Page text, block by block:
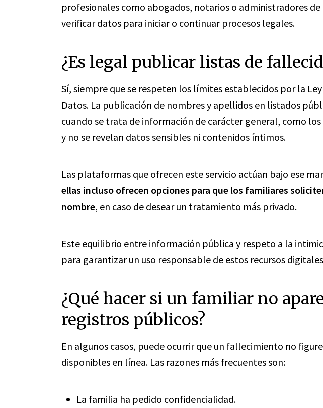
profesionales como abogados, notarios o administradores de
verificar datos para iniciar o continuar procesos legales.
¿Es legal publicar listas de
Sí, siempre que se respeten los límites establecidos por la
Datos. La publicación de nombres y apellidos en listados
cuando se trata de información de carácter general, como
y no se revelan datos sensibles ni contenidos íntimos.
Las plataformas que ofrecen este servicio actúan bajo ese
ellas incluso ofrecen opciones para que los familiares
nombre, en caso de desear un tratamiento más privado.
Este equilibrio entre información pública y respeto a la
para garantizar un uso responsable de estos recursos
¿Qué hacer si un familiar no
registros públicos?
En algunos casos, puede ocurrir que un fallecimiento no
disponibles en línea. Las razones más frecuentes son:
La familia ha pedido confidencialidad.